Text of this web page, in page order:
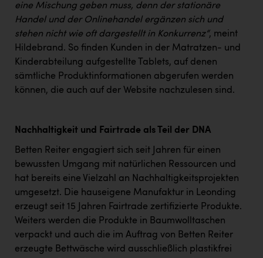
eine Mischung geben muss, denn der stationäre
Handel und der Onlinehandel ergänzen sich und
stehen nicht wie oft dargestellt in Konkurrenz“, meint
Hildebrand. So finden Kunden in der Matratzen- und
Kinderabteilung aufgestellte Tablets, auf denen
sämtliche Produktinformationen abgerufen werden
können, die auch auf der Website nachzulesen sind.
Nachhaltigkeit und Fairtrade als Teil der DNA
Betten Reiter engagiert sich seit Jahren für einen
bewussten Umgang mit natürlichen Ressourcen und
hat bereits eine Vielzahl an Nachhaltigkeitsprojekten
umgesetzt. Die hauseigene Manufaktur in Leonding
erzeugt seit 15 Jahren Fairtrade zertifizierte Produkte.
Weiters werden die Produkte in Baumwolltaschen
verpackt und auch die im Auftrag von Betten Reiter
erzeugte Bettwäsche wird ausschließlich plastikfrei